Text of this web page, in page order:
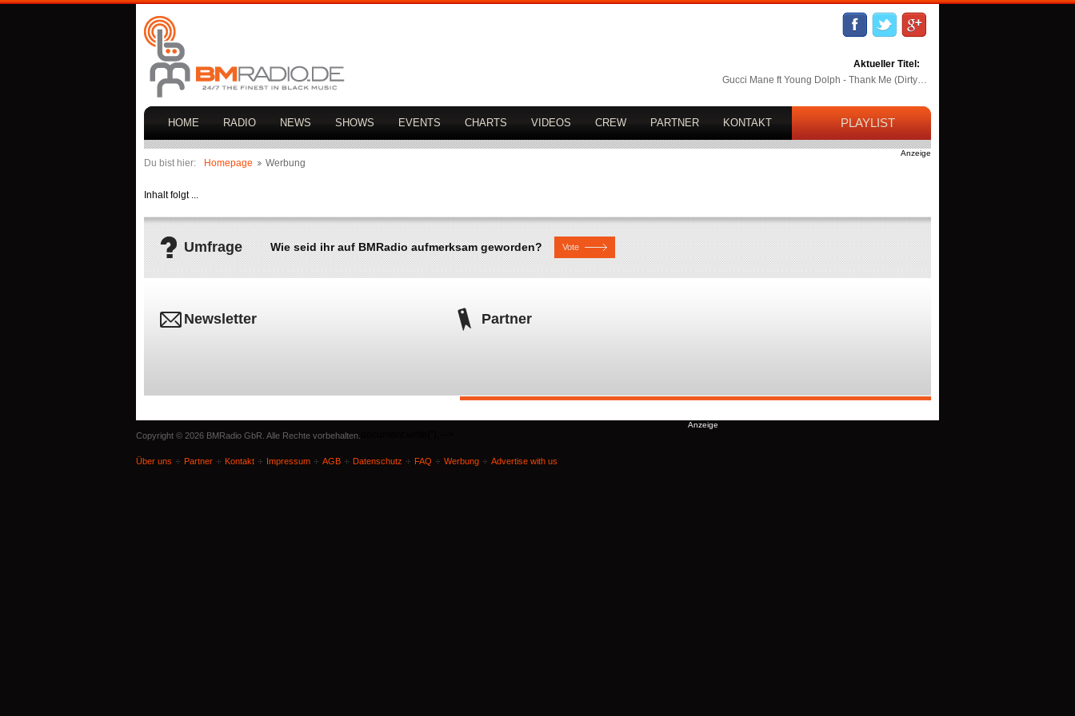
HOME RADIO NEWS SHOWS EVENTS CHARTS VIDEOS CREW PARTNER KONTAKT PLAYLIST
Aktueller Titel:
Gucci Mane ft Young Dolph - Thank Me (Dirty…
Du bist hier: Homepage Werbung
Inhalt folgt ...
Umfrage Wie seid ihr auf BMRadio aufmerksam geworden? Vote
Newsletter Partner
Copyright © 2026 BMRadio GbR. Alle Rechte vorbehalten.
Über uns Partner Kontakt Impressum AGB Datenschutz FAQ Werbung Advertise with us